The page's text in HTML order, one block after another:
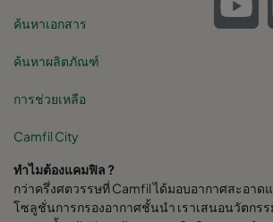
ค้นหาเอกสาร
ค้นหาผลิตภัณฑ์
การช่วยเหลือ
Camfil City
ทำไมต้องแคมฟิล ?
กว่าครึ่งศตวรรษที่ Camfil ได้มอบอากาศสะอาด
โซลูชั่นการกรองอากาศชั้นนำ เราเสนอนวัตกร